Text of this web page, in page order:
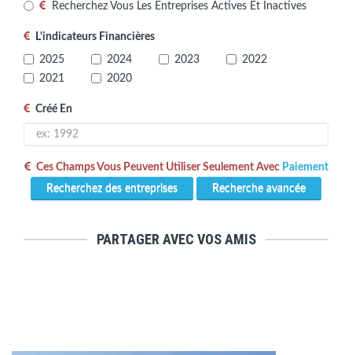
Recherchez Vous Les Entreprises Actives Et Inactives
L'indicateurs Financières
2025 2024 2023
2022
2021
2020
Créé En
Ces Champs Vous Peuvent Utiliser Seulement Avec Paiement
Recherchez des entreprises
Recherche avancée
PARTAGER AVEC VOS AMIS